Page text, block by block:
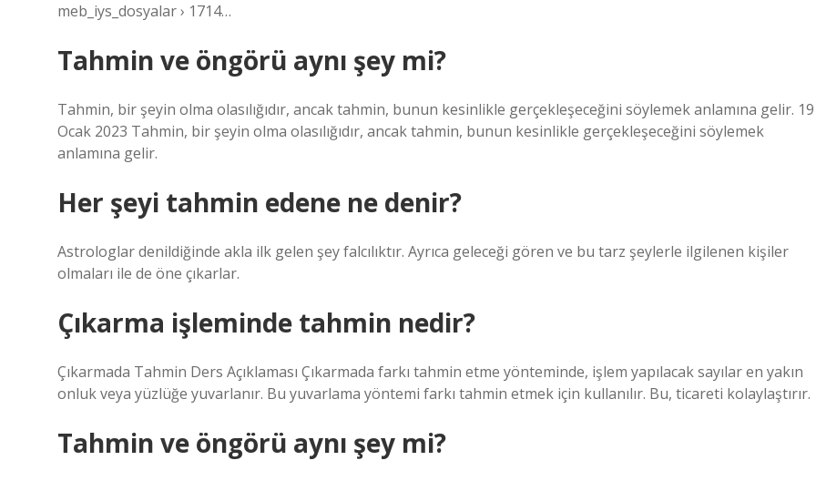
meb_iys_dosyalar › 1714…
Tahmin ve öngörü aynı şey mi?
Tahmin, bir şeyin olma olasılığıdır, ancak tahmin, bunun kesinlikle gerçekleşeceğini söylemek anlamına gelir. 19
Ocak 2023 Tahmin, bir şeyin olma olasılığıdır, ancak tahmin, bunun kesinlikle gerçekleşeceğini söylemek
anlamına gelir.
Her şeyi tahmin edene ne denir?
Astrologlar denildiğinde akla ilk gelen şey falcılıktır. Ayrıca geleceği gören ve bu tarz şeylerle ilgilenen kişiler
olmaları ile de öne çıkarlar.
Çıkarma işleminde tahmin nedir?
Çıkarmada Tahmin Ders Açıklaması Çıkarmada farkı tahmin etme yönteminde, işlem yapılacak sayılar en yakın
onluk veya yüzlüğe yuvarlanır. Bu yuvarlama yöntemi farkı tahmin etmek için kullanılır. Bu, ticareti kolaylaştırır.
Tahmin ve öngörü aynı şey mi?